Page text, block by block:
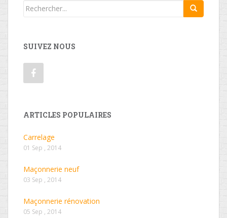
SUIVEZ NOUS
ARTICLES POPULAIRES
Carrelage
01 Sep , 2014
Maçonnerie neuf
03 Sep , 2014
Maçonnerie rénovation
05 Sep , 2014